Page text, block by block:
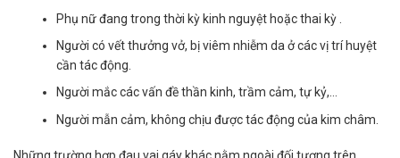
Phụ nữ đang trong thời kỳ kinh nguyệt hoặc thai kỳ .
Người có vết thưởng vở, bị viêm nhiễm da ở các vị trí huyệt
cần tác động.
Người mắc các vấn đề thần kinh, trầm cảm, tự kỷ,…
Người mẫn cảm, không chịu được tác động của kim châm.